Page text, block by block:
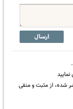
ارسال
شده، از مثبت و منفی